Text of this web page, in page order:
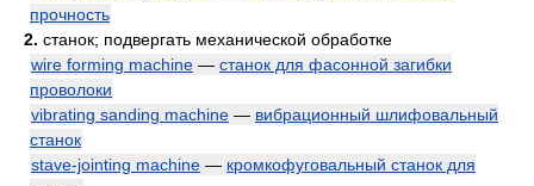
прочность
2. станок; подвергать механической обработке
wire forming machine — станок для фасонной загибки
проволоки
vibrating sanding machine — вибрационный шлифовальный
станок
stave-jointing machine — кромкофуговальный станок для